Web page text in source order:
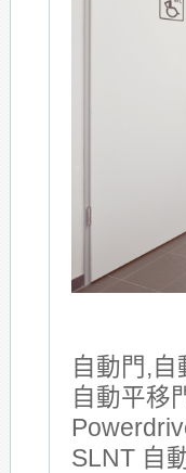
自動門,
自動平移
SLNT 自